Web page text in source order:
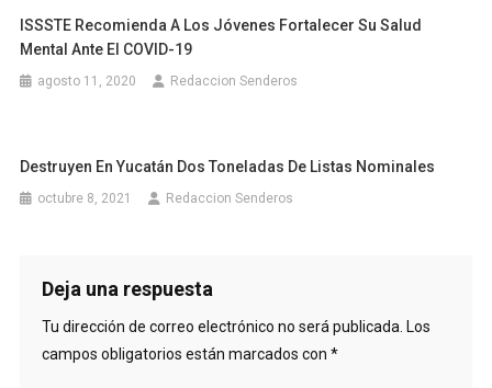
ISSSTE Recomienda A Los Jóvenes Fortalecer Su Salud
Mental Ante El COVID-19
agosto 11, 2020 Redaccion Senderos
Destruyen En Yucatán Dos Toneladas De Listas Nominales
octubre 8, 2021 Redaccion Senderos
Deja una respuesta
Tu dirección de correo electrónico no será publicada. Los
campos obligatorios están marcados con *